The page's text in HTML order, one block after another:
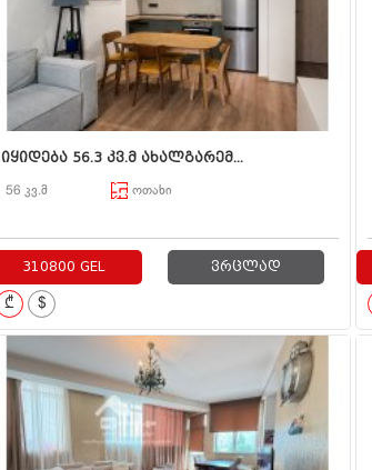
იყიდება 56.3 კვ.მ ახალგარემ...
56 კვ.მ ოთახი
310800 GEL ვრცლად
₾ $